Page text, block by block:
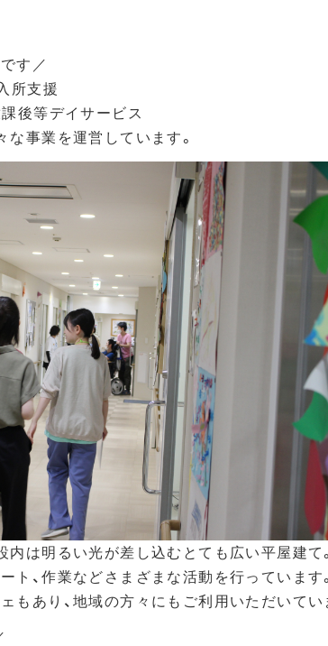
す／
所支援
後等デイサービス
事業を運営しています。
内は明るい光が差し込むとても広い平屋建て。
ト、作業などさまざまな活動を行っています。
もあり、地域の方々にもご利用いただいてい